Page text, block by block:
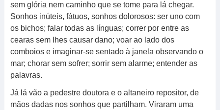
sem glória nem caminho que se tome para lá chegar.
Sonhos inúteis, fátuos, sonhos dolorosos: ser uno com
os bichos; falar todas as línguas; correr por entre as
cearas sem lhes causar dano; voar ao lado dos
comboios e imaginar-se sentado à janela observando o
mar; chorar sem sofrer; sorrir sem alarme; entender as
palavras.
Já lá vão a pedestre doutora e o altaneiro repositor, de
mãos dadas nos sonhos que partilham. Viraram uma